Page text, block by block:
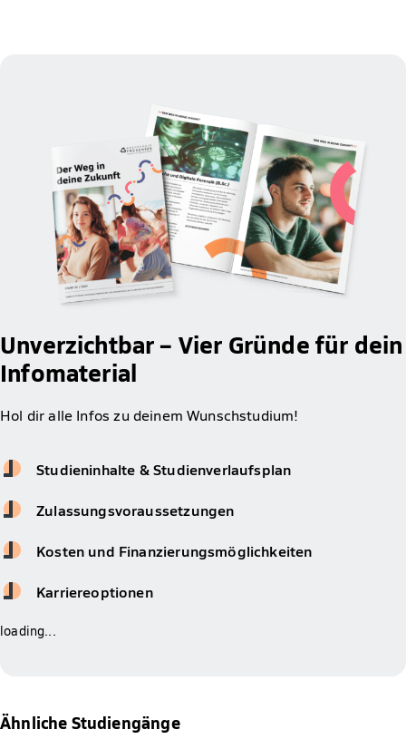
Unverzichtbar – Vier Gründe für dein
Infomaterial
Hol dir alle Infos zu deinem Wunschstudium!
Studieninhalte & Studienverlaufsplan
Zulassungsvoraussetzungen
Kosten und Finanzierungsmöglichkeiten
Karriereoptionen
loading...
Ähnliche Studiengänge